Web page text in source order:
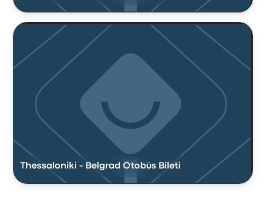
Thessaloniki - Belgrad Otobüs Bileti